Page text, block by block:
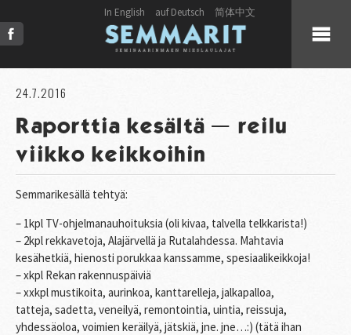
In English auf Deutsch 简体中文
KUORO
LIVE
JULKAISUT
PRESS
KUVAT & VIDEOT
24.7.2016
Raporttia kesältä – reilu
viikko keikkoihin
Semmarikesällä tehtyä:
– 1kpl TV-ohjelmanauhoituksia (oli kivaa, talvella telkkarista!)
– 2kpl rekkavetoja, Alajärvellä ja Rutalahdessa. Mahtavia
kesähetkiä, hienosti porukkaa kanssamme, spesiaalikeikkoja!
– xkpl Rekan rakennuspäiviä
– xxkpl mustikoita, aurinkoa, kanttarelleja, jalkapalloa,
tatteja, sadetta, veneilyä, remontointia, uintia, reissuja,
yhdessäoloa, voimien keräilyä, jätskiä, jne. jne…:) (tätä ihan